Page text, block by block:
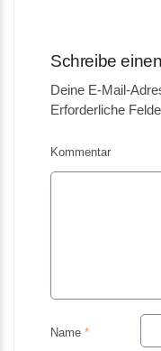
Schreibe
Deine E-Mail-
Erforderliche
Kommentar
Name *